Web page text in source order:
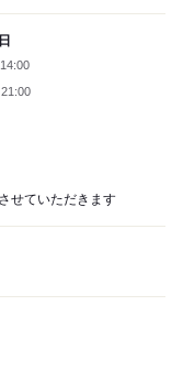
せていただきます